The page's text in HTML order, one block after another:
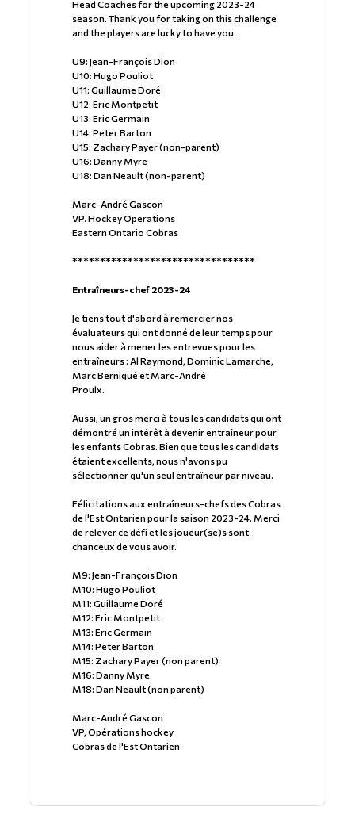
Head Coaches for the upcoming 2023-24
season. Thank you for taking on this challenge
and the players are lucky to have you.
U9: Jean-François Dion
U10: Hugo Pouliot
U11: Guillaume Doré
U12: Eric Montpetit
U13: Eric Germain
U14: Peter Barton
U15: Zachary Payer (non-parent)
U16: Danny Myre
U18: Dan Neault (non-parent)
Marc-André Gascon
VP. Hockey Operations
Eastern Ontario Cobras
*********************************
Entraîneurs-chef 2023-24
Je tiens tout d'abord à remercier nos
évaluateurs qui ont donné de leur temps pour
nous aider à mener les entrevues pour les
entraîneurs : Al Raymond, Dominic Lamarche,
Marc Berniqué et Marc-André
Proulx.
Aussi, un gros merci à tous les candidats qui ont
démontré un intérêt à devenir entraîneur pour
les enfants Cobras. Bien que tous les candidats
étaient excellents, nous n'avons pu
sélectionner qu'un seul entraîneur par niveau.
Félicitations aux entraîneurs-chefs des Cobras
de l'Est Ontarien pour la saison 2023-24. Merci
de relever ce défi et les joueur(se)s sont
chanceux de vous avoir.
M9: Jean-François Dion
M10: Hugo Pouliot
M11: Guillaume Doré
M12: Eric Montpetit
M13: Eric Germain
M14: Peter Barton
M15: Zachary Payer (non parent)
M16: Danny Myre
M18: Dan Neault (non parent)
Marc-André Gascon
VP, Opérations hockey
Cobras de l'Est Ontarien